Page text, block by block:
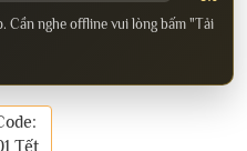
Cần nghe offline vui lòng bấm "Tải